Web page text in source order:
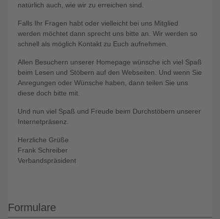
natürlich auch, wie wir zu erreichen sind.
Falls Ihr Fragen habt oder vielleicht bei uns Mitglied
werden möchtet dann sprecht uns bitte an. Wir werden so
schnell als möglich Kontakt zu Euch aufnehmen.
Allen Besuchern unserer Homepage wünsche ich viel Spaß
beim Lesen und Stöbern auf den Webseiten. Und wenn Sie
Anregungen oder Wünsche haben, dann teilen Sie uns
diese doch bitte mit.
Und nun viel Spaß und Freude beim Durchstöbern unserer
Internetpräsenz.
Herzliche Grüße
Frank Schreiber
Verbandspräsident
Formulare